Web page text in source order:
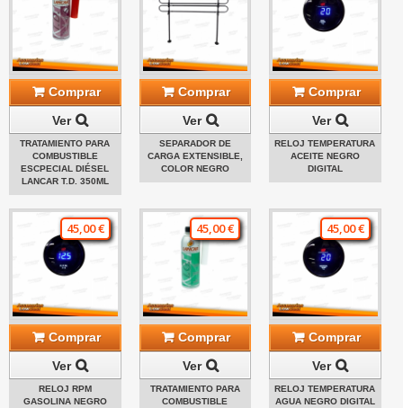
Comprar
Ver
TRATAMIENTO PARA
COMBUSTIBLE
ESCPECIAL DIÉSEL
LANCAR T.D. 350ML
Comprar
Ver
SEPARADOR DE
CARGA EXTENSIBLE,
COLOR NEGRO
Comprar
Ver
RELOJ TEMPERATURA
ACEITE NEGRO
DIGITAL
45,00 €
Comprar
Ver
RELOJ RPM
GASOLINA NEGRO
45,00 €
Comprar
Ver
TRATAMIENTO PARA
COMBUSTIBLE
45,00 €
Comprar
Ver
RELOJ TEMPERATURA
AGUA NEGRO DIGITAL